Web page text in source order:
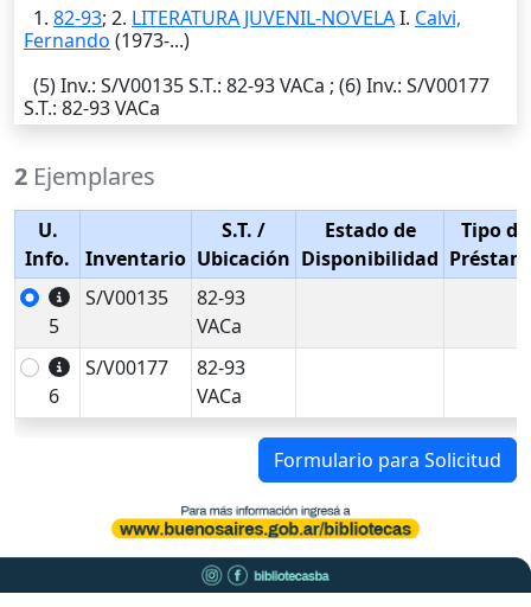
1. 82-93; 2. LITERATURA JUVENIL-NOVELAI. Calvi,
Fernando (1973-...)
(5)Inv.: S/V00135S.T.: 82-93 VACa ; (6)Inv.: S/V00177
S.T.: 82-93 VACa
2 Ejemplares
U.
Info.
Inventario
S.T. /
Ubicación
Estado de
Disponibilidad
Tipo de
5
S/V00135
82-93
VACa
6
S/V00177
82-93
VACa
Formulario para Solicitud